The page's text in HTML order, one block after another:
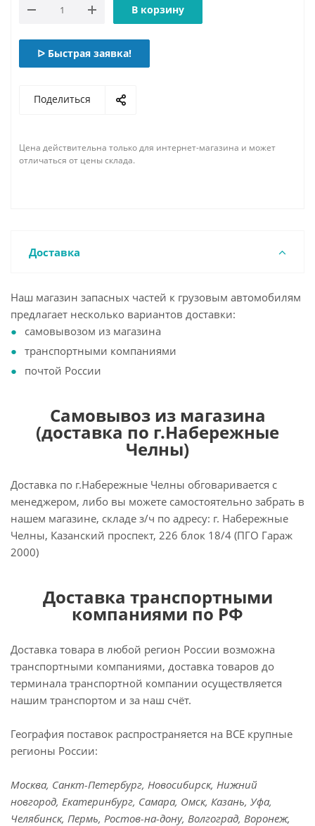
В корзину
ᐅ Быстрая заявка!
Поделиться
Цена действительна только для интернет-магазина и может
отличаться от цены склада.
Доставка
Наш магазин запасных частей к грузовым автомобилям
предлагает несколько вариантов доставки:
самовывозом из магазина
транспортными компаниями
почтой России
Самовывоз из магазина
(доставка по г.Набережные
Челны)
Доставка по г.Набережные Челны обговаривается с
менеджером, либо вы можете самостоятельно забрать в
нашем магазине, складе з/ч по адресу: г. Набережные
Челны, Казанский проспект, 226 блок 18/4 (ПГО Гараж
2000)
Доставка транспортными
компаниями по РФ
Доставка товара в любой регион России возможна
транспортными компаниями, доставка товаров до
терминала транспортной компании осуществляется
нашим транспортом и за наш счёт.
География поставок распространяется на ВСЕ крупные
регионы России:
Москва, Санкт-Петербург, Новосибирск, Нижний
новгород, Екатеринбург, Самара, Омск, Казань, Уфа,
Челябинск, Пермь, Ростов-на-дону, Волгоград, Воронеж,